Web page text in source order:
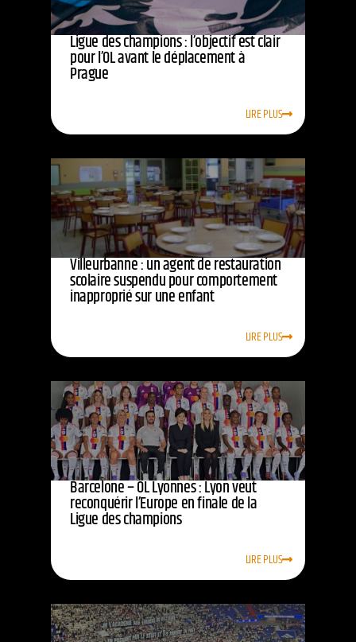
Ligue des champions : l’objectif est clair
pour l’OL avant le déplacement à
Prague
LIRE PLUS
Villeurbanne : un agent de restauration
scolaire suspendu pour comportement
inapproprié sur une enfant
LIRE PLUS
Barcelone – OL Lyonnes : Lyon veut
reconquérir l’Europe en finale de la
Ligue des champions
LIRE PLUS